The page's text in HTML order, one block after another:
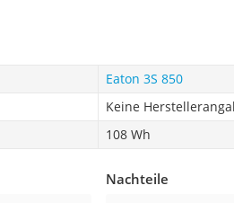
Eaton 3S 850
Keine
108 Wh
Nachteile